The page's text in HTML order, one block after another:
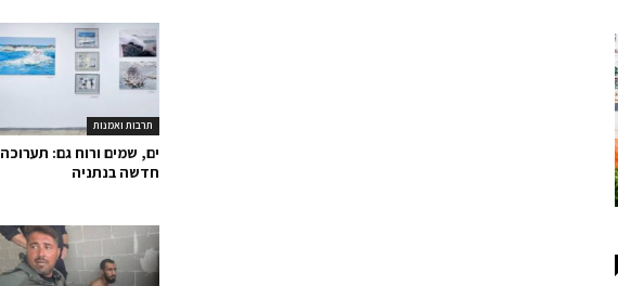
תרבות ואמנות
ים, שמים ורוח גם: תערוכה
חדשה בנתניה